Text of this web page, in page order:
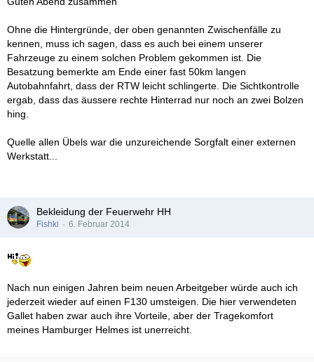
Ohne die Hintergründe, der oben genannten Zwischenfälle zu
kennen, muss ich sagen, dass es auch bei einem unserer
Fahrzeuge zu einem solchen Problem gekommen ist. Die
Besatzung bemerkte am Ende einer fast 50km langen
Autobahnfahrt, dass der RTW leicht schlingerte. Die Sichtkontrolle
ergab, dass das äussere rechte Hinterrad nur noch an zwei Bolzen
hing.
Quelle allen Übels war die unzureichende Sorgfalt einer externen
Werkstatt...
Bekleidung der Feuerwehr HH
Fishki 6. Februar 2014
Nach nun einigen Jahren beim neuen Arbeitgeber würde auch ich
jederzeit wieder auf einen F130 umsteigen. Die hier verwendeten
Gallet haben zwar auch ihre Vorteile, aber der Tragekomfort
meines Hamburger Helmes ist unerreicht.